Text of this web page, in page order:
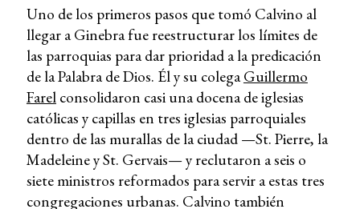
Uno de los primeros pasos que tomó Calvino al
llegar a Ginebra fue reestructurar los límites de
las parroquias para dar prioridad a la predicación
de la Palabra de Dios. Él y su colega Guillermo
Farelconsolidaron casi una docena de iglesias
católicas y capillas en tres iglesias parroquiales
dentro de las murallas de la ciudad —St. Pierre, la
Madeleine y St. Gervais— y reclutaron a seis o
siete ministros reformados para servir a estas tres
congregaciones urbanas. Calvino también